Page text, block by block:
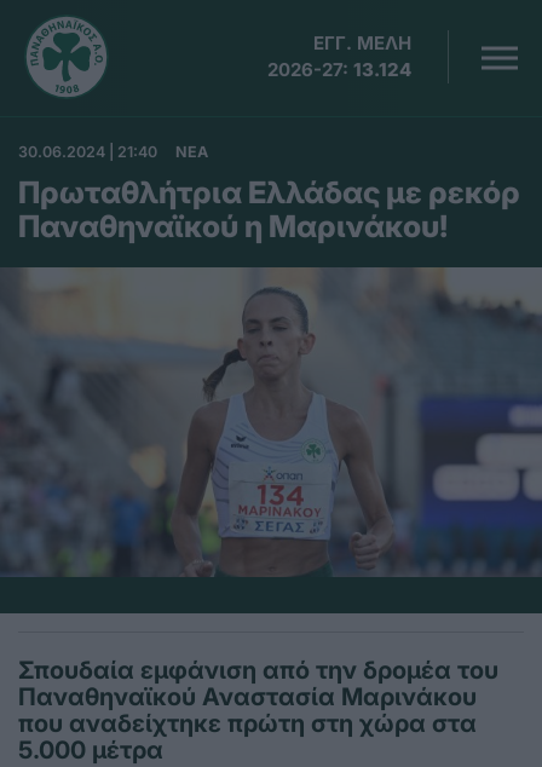
ΕΓΓ. ΜΕΛΗ
2026-27: 13.124
30.06.2024 | 21:40 ΝΕΑ
Πρωταθλήτρια Ελλάδας με ρεκόρ
Παναθηναϊκού η Μαρινάκου!
Σπουδαία εμφάνιση από την δρομέα του
Παναθηναϊκού Αναστασία Μαρινάκου
που αναδείχτηκε πρώτη στη χώρα στα
5.000 μέτρα